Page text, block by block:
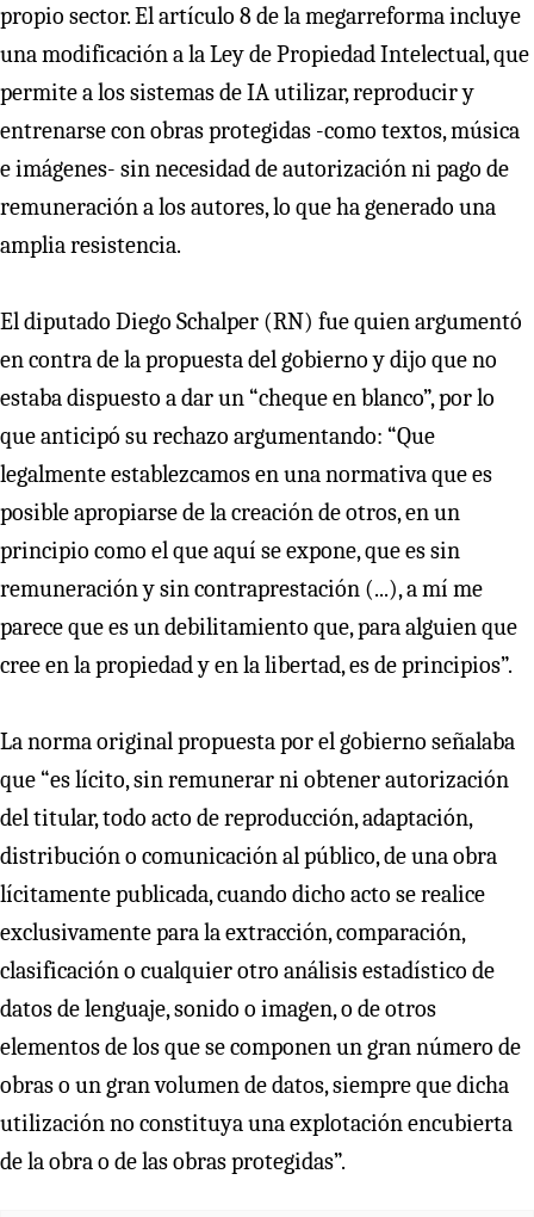
propio sector. El artículo 8 de la megarreforma incluye
una modificación a la Ley de Propiedad Intelectual, que
permite a los sistemas de IA utilizar, reproducir y
entrenarse con obras protegidas -como textos, música
e imágenes- sin necesidad de autorización ni pago de
remuneración a los autores, lo que ha generado una
amplia resistencia.
El diputado Diego Schalper (RN) fue quien argumentó
en contra de la propuesta del gobierno y dijo que no
estaba dispuesto a dar un “cheque en blanco”, por lo
que anticipó su rechazo argumentando: “Que
legalmente establezcamos en una normativa que es
posible apropiarse de la creación de otros, en un
principio como el que aquí se expone, que es sin
remuneración y sin contraprestación (...), a mí me
parece que es un debilitamiento que, para alguien que
cree en la propiedad y en la libertad, es de principios”.
La norma original propuesta por el gobierno señalaba
que “es lícito, sin remunerar ni obtener autorización
del titular, todo acto de reproducción, adaptación,
distribución o comunicación al público, de una obra
lícitamente publicada, cuando dicho acto se realice
exclusivamente para la extracción, comparación,
clasificación o cualquier otro análisis estadístico de
datos de lenguaje, sonido o imagen, o de otros
elementos de los que se componen un gran número de
obras o un gran volumen de datos, siempre que dicha
utilización no constituya una explotación encubierta
de la obra o de las obras protegidas”.